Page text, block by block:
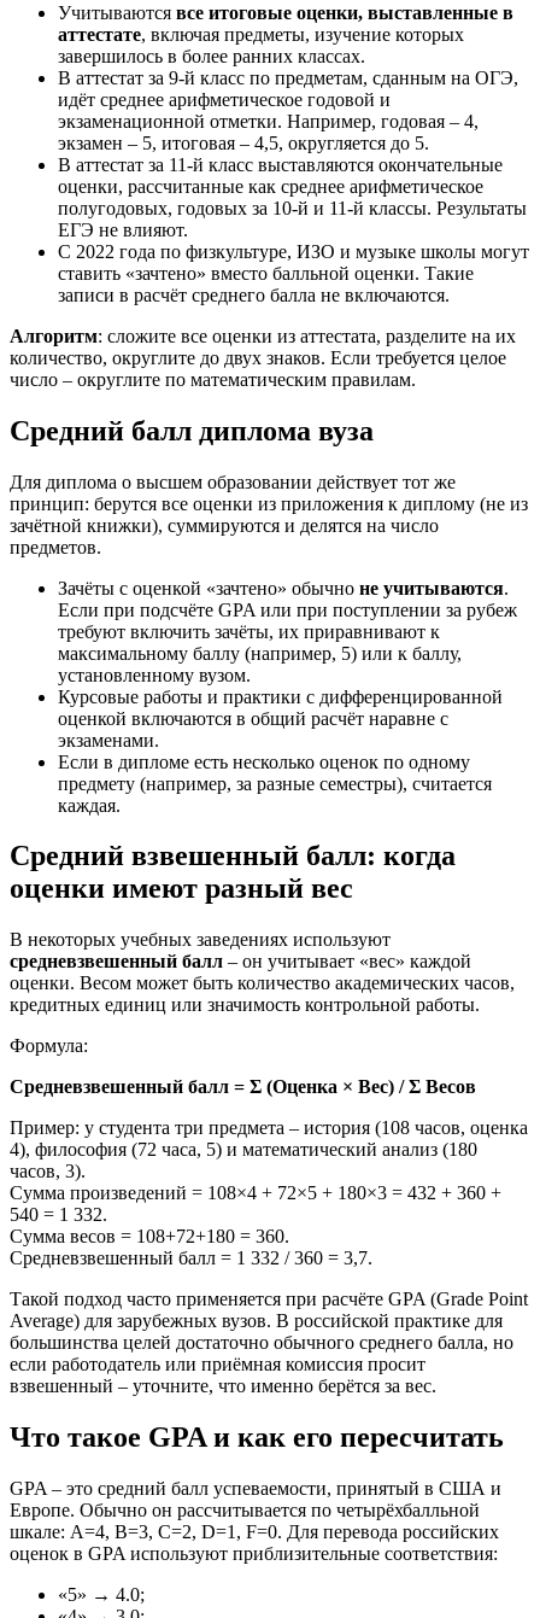
Учитываются все итоговые оценки, выставленные в
аттестате, включая предметы, изучение которых
завершилось в более ранних классах.
В аттестат за 9-й класс по предметам, сданным на ОГЭ,
идёт среднее арифметическое годовой и
экзаменационной отметки. Например, годовая – 4,
экзамен – 5, итоговая – 4,5, округляется до 5.
В аттестат за 11-й класс выставляются окончательные
оценки, рассчитанные как среднее арифметическое
полугодовых, годовых за 10-й и 11-й классы. Результаты
ЕГЭ не влияют.
С 2022 года по физкультуре, ИЗО и музыке школы могут
ставить «зачтено» вместо балльной оценки. Такие
записи в расчёт среднего балла не включаются.
Алгоритм: сложите все оценки из аттестата, разделите на их
количество, округлите до двух знаков. Если требуется целое
число – округлите по математическим правилам.
Средний балл диплома вуза
Для диплома о высшем образовании действует тот же
принцип: берутся все оценки из приложения к диплому (не из
зачётной книжки), суммируются и делятся на число
предметов.
Зачёты с оценкой «зачтено» обычно не учитываются.
Если при подсчёте GPA или при поступлении за рубеж
требуют включить зачёты, их приравнивают к
максимальному баллу (например, 5) или к баллу,
установленному вузом.
Курсовые работы и практики с дифференцированной
оценкой включаются в общий расчёт наравне с
экзаменами.
Если в дипломе есть несколько оценок по одному
предмету (например, за разные семестры), считается
каждая.
Средний взвешенный балл: когда
оценки имеют разный вес
В некоторых учебных заведениях используют
средневзвешенный балл – он учитывает «вес» каждой
оценки. Весом может быть количество академических часов,
кредитных единиц или значимость контрольной работы.
Формула:
Средневзвешенный балл = Σ (Оценка × Вес) / Σ Весов
Пример: у студента три предмета – история (108 часов, оценка
4), философия (72 часа, 5) и математический анализ (180
часов, 3).
Сумма произведений = 108×4 + 72×5 + 180×3 = 432 + 360 +
540 = 1 332.
Сумма весов = 108+72+180 = 360.
Средневзвешенный балл = 1 332 / 360 = 3,7.
Такой подход часто применяется при расчёте GPA (Grade Point
Average) для зарубежных вузов. В российской практике для
большинства целей достаточно обычного среднего балла, но
если работодатель или приёмная комиссия просит
взвешенный – уточните, что именно берётся за вес.
Что такое GPA и как его пересчитать
GPA – это средний балл успеваемости, принятый в США и
Европе. Обычно он рассчитывается по четырёхбалльной
шкале: A=4, B=3, C=2, D=1, F=0. Для перевода российских
оценок в GPA используют приблизительные соответствия:
«5» → 4.0;